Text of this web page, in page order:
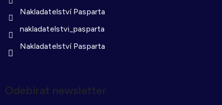
Nakladatelství Pasparta
nakladatelstvi_pasparta
Nakladatelství Pasparta
Odebírat newsletter